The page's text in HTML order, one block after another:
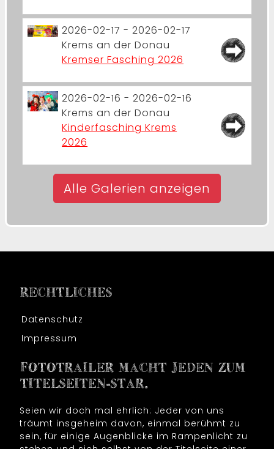
2026-02-17 - 2026-02-17
Krems an der Donau
Kremser Fasching 2026
2026-02-16 - 2026-02-16
Krems an der Donau
Kinderfasching Krems
2026
Alle Galerien anzeigen
RECHTLICHES
Datenschutz
Impressum
FOTOTRAILER MACHT JEDEN ZUM
TITELSEITEN-STAR.
Seien wir doch mal ehrlich: Jeder von uns
träumt insgeheim davon, einmal berühmt zu
sein, für einige Augenblicke im Rampenlicht zu